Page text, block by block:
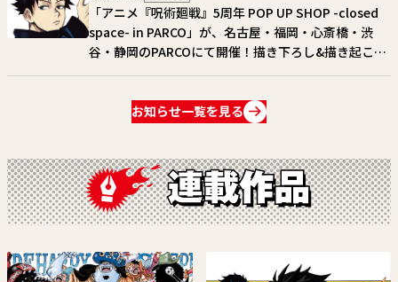
「アニメ『呪術廻戦』5周年 POP UP SHOP -closed
space- in PARCO」が、名古屋・福岡・心斎橋・渋
谷・静岡のPARCOにて開催！描き下ろし&描き起こし
アイテム多数展開!! 詳細はコチラ!!
お知らせ一覧を見る